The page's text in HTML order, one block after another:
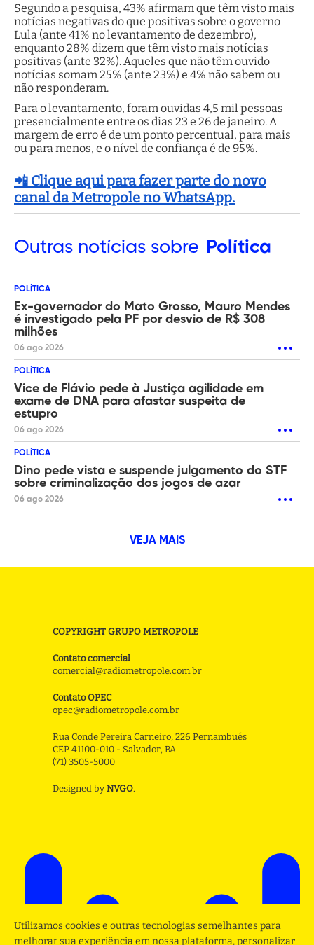
Segundo a pesquisa, 43% afirmam que têm visto mais
notícias negativas do que positivas sobre o governo
Lula (ante 41% no levantamento de dezembro),
enquanto 28% dizem que têm visto mais notícias
positivas (ante 32%). Aqueles que não têm ouvido
notícias somam 25% (ante 23%) e 4% não sabem ou
não responderam.
Para o levantamento, foram ouvidas 4,5 mil pessoas
presencialmente entre os dias 23 e 26 de janeiro. A
margem de erro é de um ponto percentual, para mais
ou para menos, e o nível de confiança é de 95%.
📲 Clique aqui para fazer parte do novo
canal da Metropole no WhatsApp.
Outras notícias sobre Política
POLÍTICA
Ex-governador do Mato Grosso, Mauro Mendes
é investigado pela PF por desvio de R$ 308
milhões
06 ago 2026
POLÍTICA
Vice de Flávio pede à Justiça agilidade em
exame de DNA para afastar suspeita de
estupro
06 ago 2026
POLÍTICA
Dino pede vista e suspende julgamento do STF
sobre criminalização dos jogos de azar
06 ago 2026
VEJA MAIS
COPYRIGHT GRUPO METROPOLE
Contato comercial
comercial@radiometropole.com.br
Contato OPEC
opec@radiometropole.com.br
Rua Conde Pereira Carneiro, 226 Pernambués
CEP 41100-010 - Salvador, BA
(71) 3505-5000
Designed by NVGO.
Utilizamos cookies e outras tecnologias semelhantes para
melhorar sua experiência em nossa plataforma, personalizar